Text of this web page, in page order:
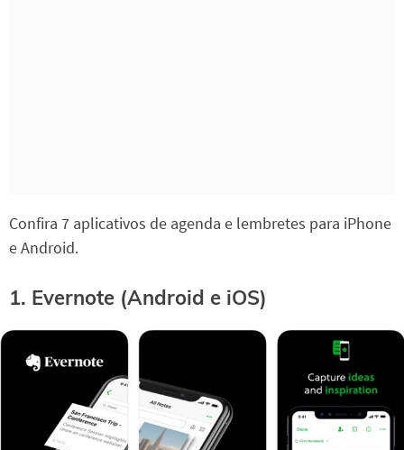
Confira 7 aplicativos de agenda e lembretes para iPhone
e Android.
1. Evernote (Android e iOS)